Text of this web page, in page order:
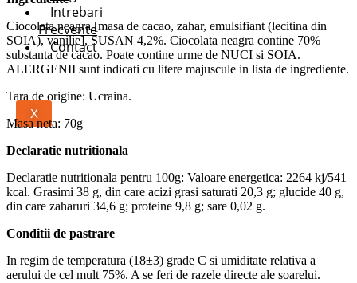
Intrebari
Frecvente
Contact
X
Ciocolata neagra [masa de cacao, zahar, emulsifiant (lecitina din
SOIA), vanilie], SUSAN 4,2%. Ciocolata neagra contine 70%
substanta de cacao. Poate contine urme de NUCI si SOIA.
ALERGENII sunt indicati cu litere majuscule in lista de ingrediente.
Tara de origine: Ucraina.
Masa neta: 70g
Declaratie nutritionala
Declaratie nutritionala pentru 100g: Valoare energetica: 2264 kj/541
kcal. Grasimi 38 g, din care acizi grasi saturati 20,3 g; glucide 40 g,
din care zaharuri 34,6 g; proteine 9,8 g; sare 0,02 g.
Conditii de pastrare
In regim de temperatura (18±3) grade С si umiditate relativa a
aerului de cel mult 75%. A se feri de razele directe ale soarelui.